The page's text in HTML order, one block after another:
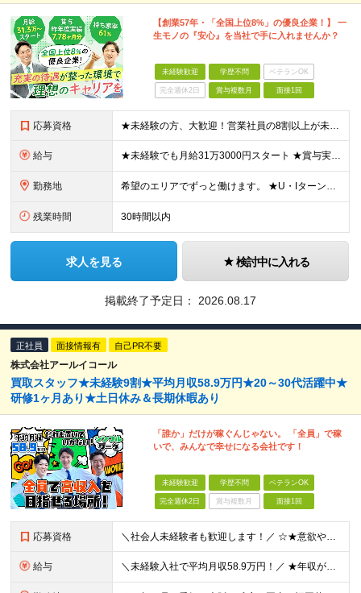
【創業57年・「全国上位8%」の優良企業！】 一
生モノの『安心』を当社で手に入れませんか？
未経験歓迎 学歴不問 ベテランOK
完全週休2日 賞与複数月 面接1回
応募資格 ★未経験の方、大歓迎！営業社員の8割以上が未経験スタートです。 ■学歴不問 ■32歳以下の方（若年層の長期キャリア形成のため） ■第二新卒／社会人経験不問 ＼こんな方を歓迎します！／ □チームで協力
給与 ★未経験でも月給31万3000円スタート ★賞与実績7.78ヶ月分（昨年度） 月給31万3000円～36万5000円（一律営業手当含む）＋販売奨励金＋賞与年2回 ☆入社1～3年目では最高月収40万～
勤務地 希望のエリアでずっと働けます。 ★U・Iターン大歓迎！ ★特に「岡山・広島・福岡・名古屋・横浜」は採用強化中です！ 【東北】 ■東北支店 宮城県仙台市若林区卸町2-1-19 【関東】 ■横浜営業所
残業時間 30時間以内
求人を見る 検討中に入れる
掲載終了予定日： 2026.08.17
正社員 面接情報有 自己PR不要
株式会社アールイコール
買取スタッフ★未経験9割★平均月収58.9万円★20～30代活躍中★
研修1ヶ月あり★土日休み＆長期休暇あり
「誰か」だけが稼ぐんじゃない。 「全員」で稼
いで、みんなで幸せになる会社です！
未経験歓迎 学歴不問 ベテランOK
完全週休2日 賞与複数月 面接1回
応募資格 ＼社会人未経験者も歓迎します！／ ☆★意欲や人柄を重視した選考です！★☆ 今までの経験は問いませんので、まずはお気軽にご応募ください！ 20～30代活躍中！パパスタッフも多数在籍しています！ ■学歴
給与 ＼未経験入社で平均月収58.9万円！／ ★年収が前職の2倍以上になった人も多数 ★ほぼ全員が単月で15万円～100万円分のインセンティブを獲得！ ★入社祝い金あり 月給30万円～40万円＋インセンテ